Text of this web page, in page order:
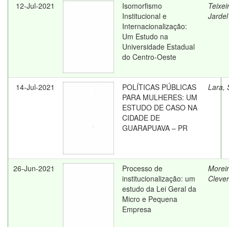
12-Jul-2021
Isomorfismo
Institucional e
Internacionalização:
Um Estudo na
Universidade Estadual
do Centro-Oeste
14-Jul-2021
POLÍTICAS PÚBLICAS
PARA MULHERES: UM
ESTUDO DE CASO NA
CIDADE DE
GUARAPUAVA – PR
Lara,
26-Jun-2021
Processo de
institucionalização: um
estudo da Lei Geral da
Micro e Pequena
Empresa